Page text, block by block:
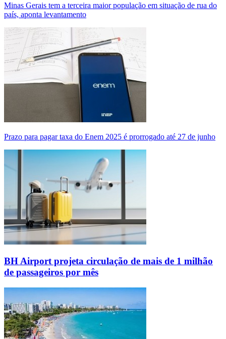
Minas Gerais tem a terceira maior população em situação de rua do
país, aponta levantamento
Prazo para pagar taxa do Enem 2025 é prorrogado até 27 de junho
BH Airport projeta circulação de mais de 1 milhão
de passageiros por mês